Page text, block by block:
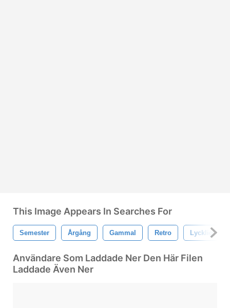
This Image Appears In Searches For
Semester Årgång Gammal Retro Lycklig
Användare Som Laddade Ner Den Här Filen
Laddade Även Ner